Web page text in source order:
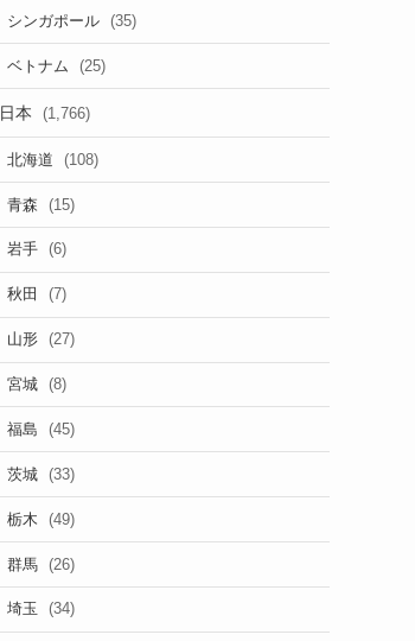
シンガポール (35)
ベトナム (25)
日本 (1,766)
北海道 (108)
青森 (15)
岩手 (6)
秋田 (7)
山形 (27)
宮城 (8)
福島 (45)
茨城 (33)
栃木 (49)
群馬 (26)
埼玉 (34)